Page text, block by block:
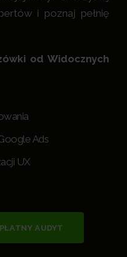
i poznaj pełnię
od Widocznych
Ads
UX
AUDYT